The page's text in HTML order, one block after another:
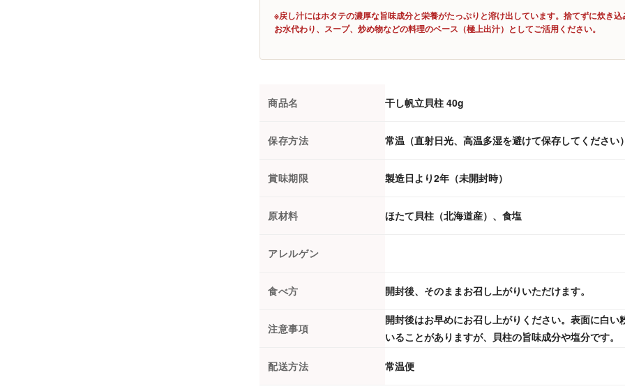
※戻し汁にはホタテの濃厚な旨味成分と栄養がたっぷりと溶け出しています。捨てずに炊き込
お水代わり、スープ、炒め物などの料理のベース（極上出汁）としてご活用ください。
商品名 干し帆立貝柱 40g
保存方法 常温（直射日光、高温多湿を避けて保存してください）
賞味期限 製造日より2年（未開封時）
原材料 ほたて貝柱（北海道産）、食塩
アレルゲン
食べ方 開封後、そのままお召し上がりいただけます。
注意事項
開封後はお早めにお召し上がりください。表面に白い
いることがありますが、貝柱の旨味成分や塩分です。
配送方法 常温便